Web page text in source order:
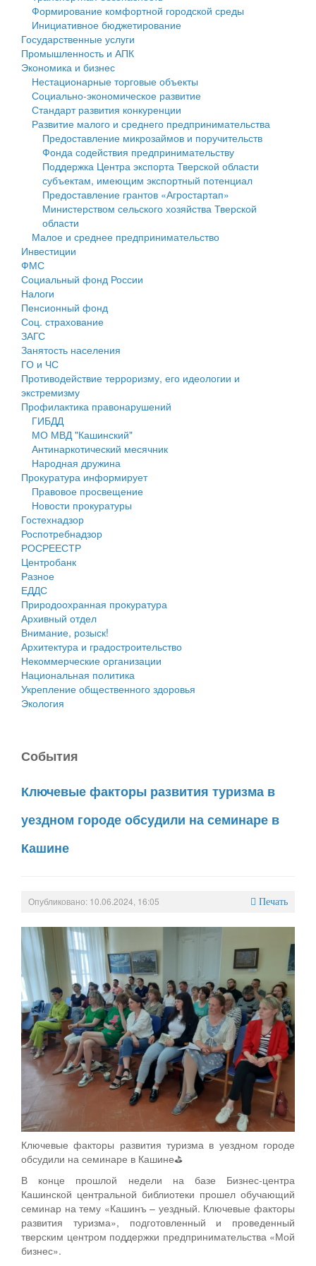
Государственные услуги
Промышленность и АПК
Экономика и бизнес
Символика
Устав
Гостям округа
Туризм
Культура
Образование
Здравоохранение
Социальная защита
Фотоальбом
муниципального округа Тверской области
Администрация Кашинского муниципального округа
Тверской области
Управление сельскими территориями
Открытые данные
Работа с обращениями граждан
Муниципальный контроль
Муниципальные услуги
Проекты административных регламентов
Антимонопольный комплаенс
Противодействие коррупции
Финансовое управление
Бюджет для граждан
Имущество
Выявление правообладателей ранее учтенных
объектов недвижимости
Имущественная поддержка субъектов малого и
среднего предпринимательства
Информационная поддержка субъектов малого и
среднего предпринимательства
Муниципальные программы
Контрольно-счетная палата
Персональные данные
Оценка регулирующего воздействия
Деятельность МУ
Нормативы градостроительного проектирования
Правила землепользования и застройки
Генеральные планы
Проекты планировки территории
Собрание депутатов
Городское поселение
Сельские поселения
Формирование комфортной городской среды
Инициативное бюджетирование
Государственные услуги
Промышленность и АПК
Экономика и бизнес
Нестационарные торговые объекты
Социально-экономическое развитие
Стандарт развития конкуренции
Развитие малого и среднего предпринимательства
Предоставление микрозаймов и поручительств
Фонда содействия предпринимательству
Поддержка Центра экспорта Тверской области
субъектам, имеющим экспортный потенциал
Предоставление грантов «Агростартап»
Министерством сельского хозяйства Тверской
области
Малое и среднее предпринимательство
Инвестиции
ФМС
Социальный фонд России
Налоги
Пенсионный фонд
Соц. страхование
ЗАГС
Занятость населения
ГО и ЧС
Противодействие терроризму, его идеологии и
экстремизму
Профилактика правонарушений
ГИБДД
МО МВД "Кашинский"
Антинаркотический месячник
Народная дружина
Прокуратура информирует
Правовое просвещение
Новости прокуратуры
Гостехнадзор
Роспотребнадзор
РОСРЕЕСТР
Центробанк
Разное
ЕДДС
Природоохранная прокуратура
Архивный отдел
Внимание, розыск!
Архитектура и градостроительство
Некоммерческие организации
Национальная политика
Укрепление общественного здоровья
Экология
События
Ключевые факторы развития туризма в
уездном городе обсудили на семинаре в
Кашине
Опубликовано: 10.06.2024, 16:05 Печать
Ключевые факторы развития туризма в уездном городе
обсудили на семинаре в Кашине⛳
В конце прошлой недели на базе Бизнес-центра
Кашинской центральной библиотеки прошел обучающий
семинар на тему «Кашинъ – уездный. Ключевые факторы
развития туризма», подготовленный и проведенный
тверским центром поддержки предпринимательства «Мой
бизнес».